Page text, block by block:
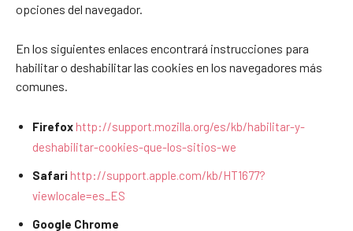
opciones del navegador.
En los siguientes enlaces encontrará instrucciones para
habilitar o deshabilitar las cookies en los navegadores más
comunes.
Firefox http://support.mozilla.org/es/kb/habilitar-y-
deshabilitar-cookies-que-los-sitios-we
Safari http://support.apple.com/kb/HT1677?
viewlocale=es_ES
Google Chrome